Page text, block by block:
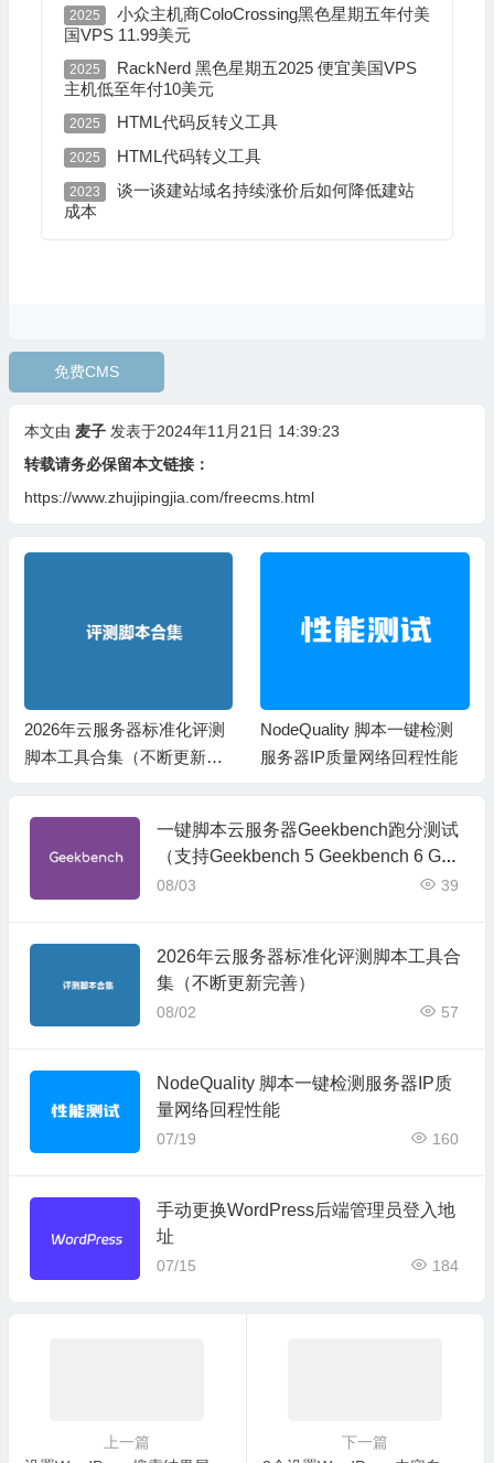
2025
小众主机商ColoCrossing黑色星期五年付美
国VPS 11.99美元
2025
RackNerd 黑色星期五2025 便宜美国VPS
主机低至年付10美元
2025 HTML代码反转义工具
2025 HTML代码转义工具
2023
谈一谈建站域名持续涨价后如何降低建站
成本
免费CMS
本文由 麦子 发表于2024年11月21日 14:39:23
转载请务必保留本文链接：
https://www.zhujipingjia.com/freecms.html
2026年云服务器标准化评测
脚本工具合集（不断更新完
NodeQuality 脚本一键检测
服务器IP质量网络回程性能
一键脚本云服务器Geekbench跑分测试
（支持Geekbench 5 Geekbench 6 Gee
kbench 7）
08/03 39
2026年云服务器标准化评测脚本工具合
集（不断更新完善）
08/02 57
NodeQuality 脚本一键检测服务器IP质
量网络回程性能
07/19 160
手动更换WordPress后端管理员登入地
址
07/15 184
上一篇
下一篇